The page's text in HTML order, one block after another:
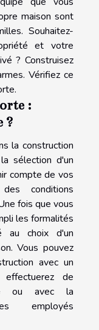
maison sont
Souhaitez-
et votre
? Construisez
Vérifiez ce
:
?
la construction
sélection d'un
compte de vos
conditions
fois que vous
les formalités
au choix d'un
Vous pouvez
avec un
de
ou avec la
employés